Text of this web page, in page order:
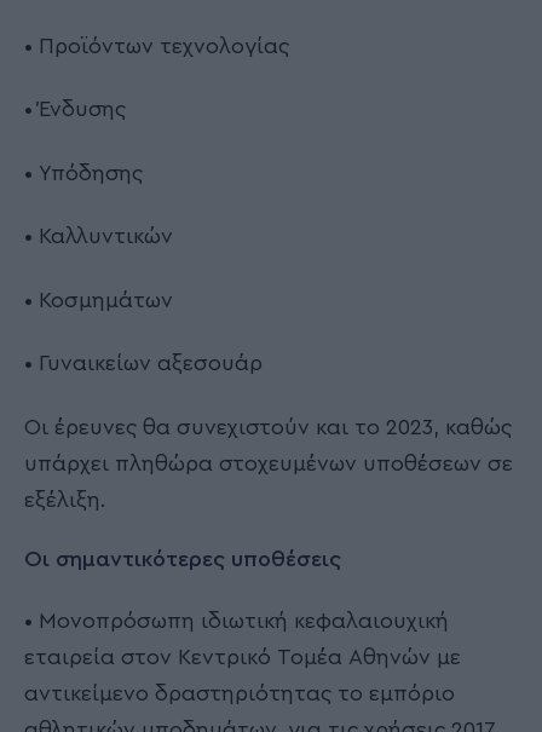
• Προϊόντων τεχνολογίας
• Ένδυσης
• Υπόδησης
• Καλλυντικών
• Κοσμημάτων
• Γυναικείων αξεσουάρ
Οι έρευνες θα συνεχιστούν και το 2023, καθώς
υπάρχει πληθώρα στοχευμένων υποθέσεων σε
εξέλιξη.
Οι σημαντικότερες υποθέσεις
• Μονοπρόσωπη ιδιωτική κεφαλαιουχική
εταιρεία στον Κεντρικό Τομέα Αθηνών με
αντικείμενο δραστηριότητας το εμπόριο